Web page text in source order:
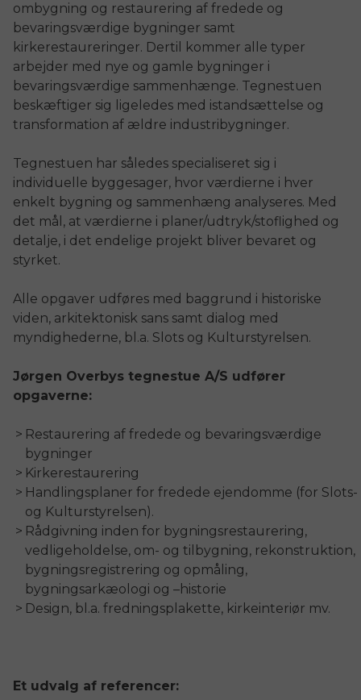
ombygning og restaurering af fredede og
bevaringsværdige bygninger samt
kirkerestaureringer. Dertil kommer alle typer
arbejder med nye og gamle bygninger i
bevaringsværdige sammenhænge. Tegnestuen
beskæftiger sig ligeledes med istandsættelse og
transformation af ældre industribygninger.
Tegnestuen har således specialiseret sig i
individuelle byggesager, hvor værdierne i hver
enkelt bygning og sammenhæng analyseres. Med
det mål, at værdierne i planer/udtryk/stoflighed og
detalje, i det endelige projekt bliver bevaret og
styrket.
Alle opgaver udføres med baggrund i historiske
viden, arkitektonisk sans samt dialog med
myndighederne, bl.a. Slots og Kulturstyrelsen.
Jørgen Overbys tegnestue A/S udfører
opgaverne:
Restaurering af fredede og bevaringsværdige
bygninger
Kirkerestaurering
Handlingsplaner for fredede ejendomme (for Slots-
og Kulturstyrelsen).
Rådgivning inden for bygningsrestaurering,
vedligeholdelse, om- og tilbygning, rekonstruktion,
bygningsregistrering og opmåling,
bygningsarkæologi og –historie
Design, bl.a. fredningsplakette, kirkeinteriør mv.
Et udvalg af referencer: